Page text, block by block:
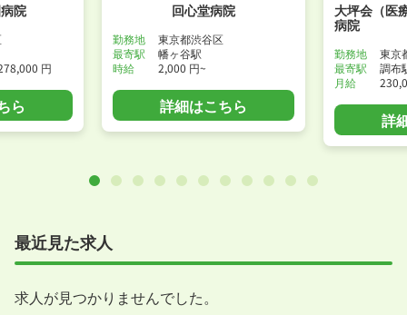
院
円
ら
回心堂病院
勤務地
東京都渋谷区
最寄駅
幡ヶ谷駅
時給
2,000 円~
詳細はこちら
大坪会（医
病院
勤務地
東京
最寄駅
調布
月給
詳
最近見た求人
求人が見つかりませんでした。